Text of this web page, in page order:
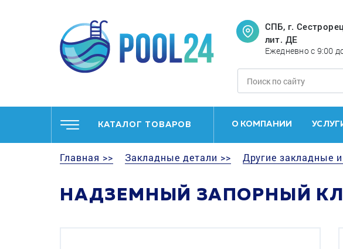
СПБ, г.
лит. ДЕ
Ежедневно с 9:00
КАТАЛОГ ТОВАРОВ О КОМПАНИИ
Главная >> Закладные детали >> Другие закладные
НАДЗЕМНЫЙ ЗАПОРНЫЙ